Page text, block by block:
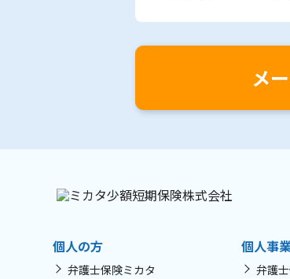
メ
個人の方
弁護士保険ミカタ
個人事
弁護